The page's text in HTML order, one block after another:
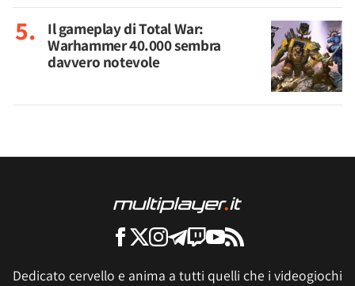
Il gameplay di Total War:
Warhammer 40.000 sembra
davvero notevole
Dedicato cervello e anima a tutti quelli che i videogiochi